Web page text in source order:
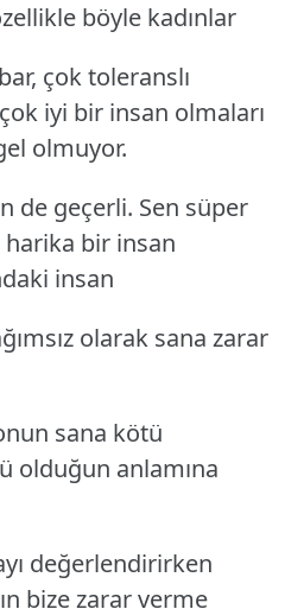
böyle kadınlar
çok toleranslı
iyi bir insan olmaları
olmuyor.
de geçerli. Sen süper
bir insan
insan
olarak sana zarar
sana kötü
olduğun anlamına
değerlendirirken
bize zarar verme